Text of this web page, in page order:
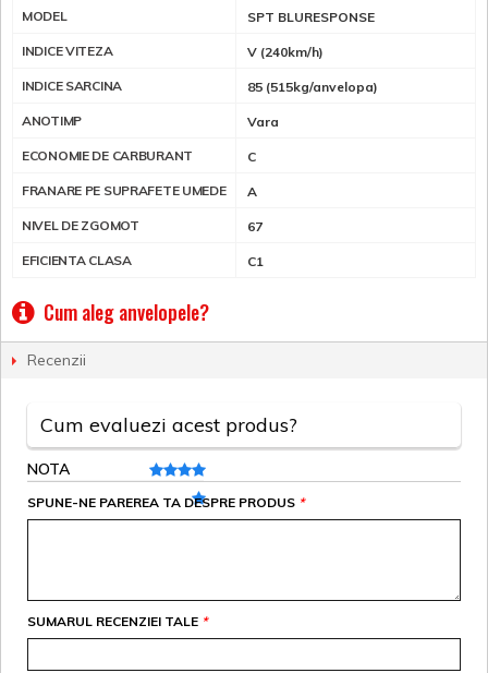
MODEL SPT BLURESPONSE
INDICE VITEZA V (240km/h)
INDICE SARCINA 85 (515kg/anvelopa)
ANOTIMP Vara
ECONOMIE DE CARBURANT C
FRANARE PE SUPRAFETE UMEDE A
NIVEL DE ZGOMOT 67
EFICIENTA CLASA C1
Cum aleg anvelopele?
Recenzii
Cum evaluezi acest produs?
NOTA
*
SPUNE-NE PAREREA TA DESPRE PRODUS
*
SUMARUL RECENZIEI TALE